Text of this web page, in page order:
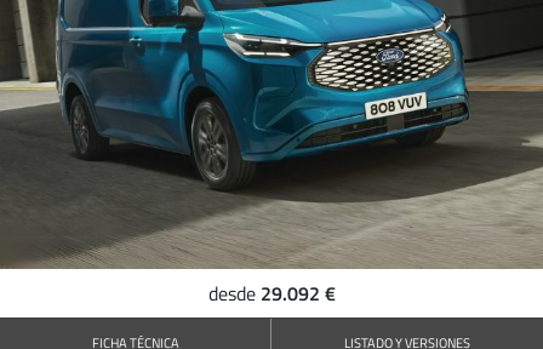
desde 29.092 €
FICHA TÉCNICA LISTADO Y VERSIONES